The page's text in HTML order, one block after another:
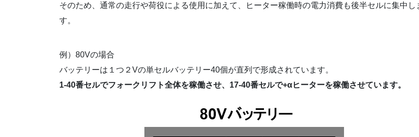
そのため、通常の走行や荷役による使用に加えて、ヒーター稼働時の電力消費も後半セルに集中し
す。
例）80Vの場合
バッテリーは１つ２Vの単セルバッテリー40個が直列で形成されています。
1-40番セルでフォークリフト全体を稼働させ、17-40番セルで+αヒーターを稼働させています。